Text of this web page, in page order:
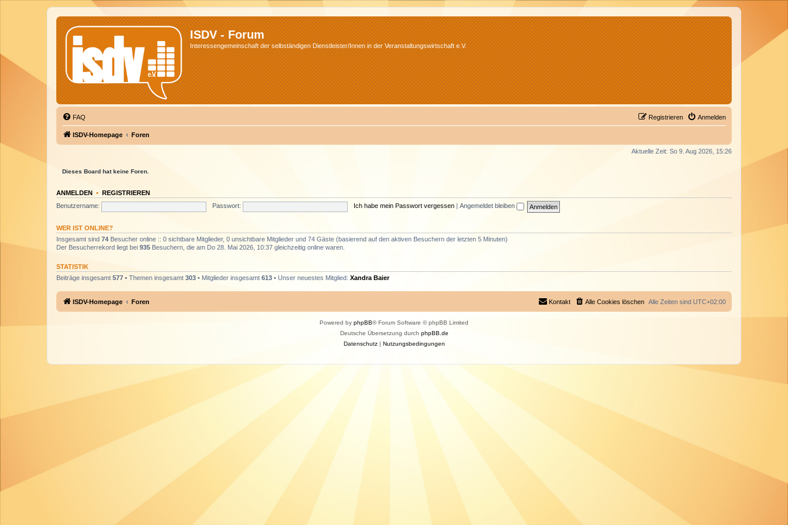
ISDV - Forum
Interessengemeinschaft der selbständigen Dienstleister/Innen in der Veranstaltungswirtschaft e.V.
FAQ Anmelden
Registrieren
ISDV-Homepage Foren
Aktuelle Zeit: So 9. Aug 2026, 15:26
Dieses Board hat keine Foren.
ANMELDEN • REGISTRIEREN
Benutzername:
Passwort: Ich habe mein Passwort vergessen Angemeldet bleiben
WER IST ONLINE?
Insgesamt sind 74 Besucher online :: 0 sichtbare Mitglieder, 0 unsichtbare Mitglieder und 74 Gäste (basierend auf den aktiven Besuchern der letzten 5 Minuten)
Der Besucherrekord liegt bei 935 Besuchern, die am Do 28. Mai 2026, 10:37 gleichzeitig online waren.
STATISTIK
Beiträge insgesamt 577 • Themen insgesamt 303 • Mitglieder insgesamt 613 • Unser neuestes Mitglied: Xandra Baier
ISDV-Homepage Foren Alle Zeiten sind UTC+02:00
Alle Cookies löschen
Kontakt
Powered by phpBB® Forum Software © phpBB Limited
Deutsche Übersetzung durch phpBB.de
Datenschutz| Nutzungsbedingungen